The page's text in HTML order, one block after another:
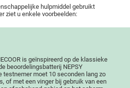
hulpmiddel gebruikt
ziet u enkele voorbeelden:
is geïnspireerd op de klassieke
beoordelingsbatterij NEPSY
testnemer moet 10 seconden lang zo
of met een vinger bij gebruik van een